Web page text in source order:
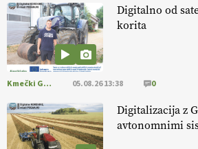
Digitalno od
korita
Kmečki Glas 05.08.26 13:38 0
Digitalizacija z
avtonomnimi